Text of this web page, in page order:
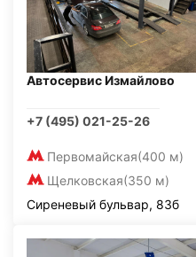
Автосервис Измайлово
+7 (495) 021-25-26
Первомайская(400 м)
Щелковская(350 м)
Сиреневый бульвар, 83б